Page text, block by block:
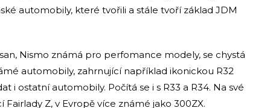
automobily, které tvořili a stále tvoří základ JDM
Nismo známá pro perfomance modely, se chystá
automobily, zahrnující například ikonickou R32
i ostatní automobily. Počítá se i s R33 a R34. Na své
Z, v Evropě více známé jako 300ZX.